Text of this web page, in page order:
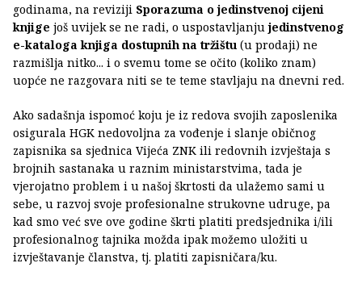
godinama, na reviziji Sporazuma o jedinstvenoj cijeni
knjige još uvijek se ne radi, o uspostavljanjujedinstvenog
e-kataloga knjiga dostupnih na tržištu (u prodaji) ne
razmišlja nitko... i o svemu tome se očito (koliko znam)
uopće ne razgovara niti se te teme stavljaju na dnevni red.
Ako sadašnja ispomoć koju je iz redova svojih zaposlenika
osigurala HGK nedovoljna za vođenje i slanje običnog
zapisnika sa sjednica Vijeća ZNK ili redovnih izvještaja s
brojnih sastanaka u raznim ministarstvima, tada je
vjerojatno problem i u našoj škrtosti da ulažemo sami u
sebe, u razvoj svoje profesionalne strukovne udruge, pa
kad smo već sve ove godine škrti platiti predsjednika i/ili
profesionalnog tajnika možda ipak možemo uložiti u
izvještavanje članstva, tj. platiti zapisničara/ku.